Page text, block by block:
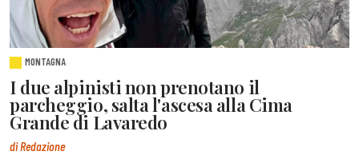
MONTAGNA
I due alpinisti non prenotano il
parcheggio, salta l'ascesa alla Cima
Grande di Lavaredo
di Redazione